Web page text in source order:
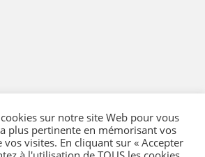
sur notre site Web pour vous
plus pertinente en mémorisant vos
vos visites. En cliquant sur « Accepter